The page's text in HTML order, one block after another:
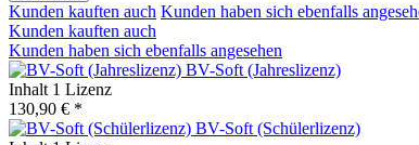
Kunden kauften auch Kunden haben sich ebenfalls
Kunden kauften auch
Kunden haben sich ebenfalls angesehen
BV-Soft (Jahreslizenz)
Inhalt 1 Lizenz
130,90 € *
BV-Soft (Schülerlizenz)